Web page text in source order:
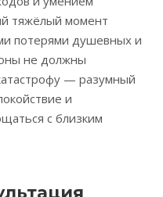
тяжёлый момент
потерями душевных и
не должны
— разумный
и
с близким